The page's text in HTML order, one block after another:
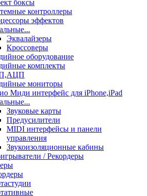
боксы
контроллеры
эффектов
Эквалайзеры
Кроссоверы
оборудование
комплекты
мониторы
Миди интерфейс для iPhone,iPad
Звуковые карты
Предусилители
MIDI интерфейсы и панели
управления
Звукоизоляционные кабины
/ Рекордеры